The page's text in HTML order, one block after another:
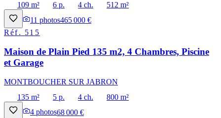
109 m²
6 p. 4 ch.
512 m²
11 photos465 000 €
Réf. 515
Maison de Plain Pied 135 m2, 4 Chambres, Piscine
et Garage
MONTBOUCHER SUR JABRON
135 m²
5 p. 4 ch.
800 m²
4 photos68 000 €